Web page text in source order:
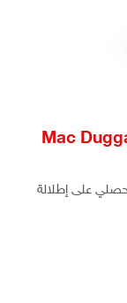
Mac
على إطلالة